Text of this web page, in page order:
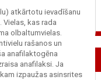
atkārtotu ievadīšanu
kas rada
olbaltumvielas.
rašanos un
anafilaktogēna
anafilaksi. Ja
izpaužas asinsrites